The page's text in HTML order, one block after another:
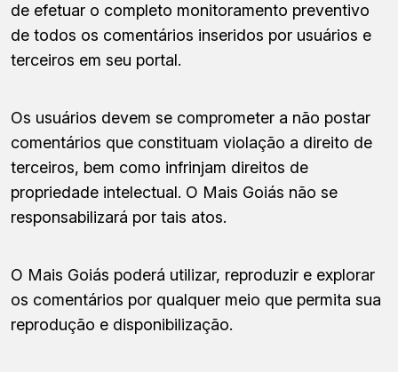
de efetuar o completo monitoramento preventivo
de todos os comentários inseridos por usuários e
terceiros em seu portal.
Os usuários devem se comprometer a não postar
comentários que constituam violação a direito de
terceiros, bem como infrinjam direitos de
propriedade intelectual. O Mais Goiás não se
responsabilizará por tais atos.
O Mais Goiás poderá utilizar, reproduzir e explorar
os comentários por qualquer meio que permita sua
reprodução e disponibilização.